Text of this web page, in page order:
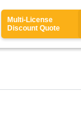
Multi-License
Discount Quote